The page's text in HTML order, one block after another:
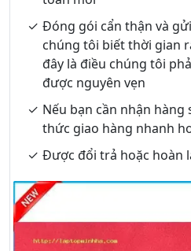
Đóng gói cẩn thận và
chúng tôi biết thời gian
đây là điều chúng tôi
được nguyên vẹn
Nếu bạn cần nhận
thức giao hàng nhanh
Được đổi trả hoặc hoàn